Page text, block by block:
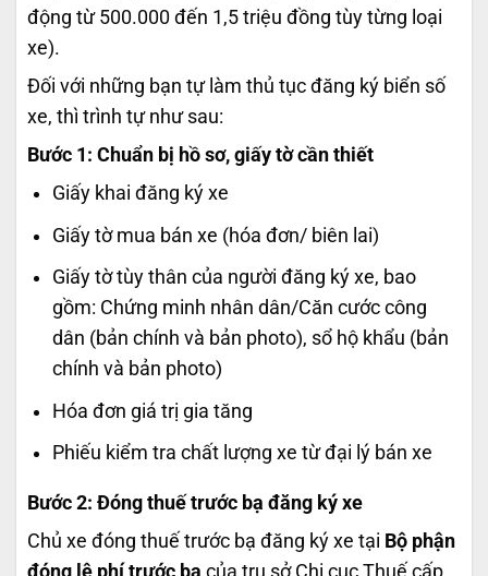
động từ 500.000 đến 1,5 triệu đồng tùy từng loại
xe).
Đối với những bạn tự làm thủ tục đăng ký biển số
xe, thì trình tự như sau:
Bước 1: Chuẩn bị hồ sơ, giấy tờ cần thiết
Giấy khai đăng ký xe
Giấy tờ mua bán xe (hóa đơn/ biên lai)
Giấy tờ tùy thân của người đăng ký xe, bao
gồm: Chứng minh nhân dân/Căn cước công
dân (bản chính và bản photo), sổ hộ khẩu (bản
chính và bản photo)
Hóa đơn giá trị gia tăng
Phiếu kiểm tra chất lượng xe từ đại lý bán xe
Bước 2: Đóng thuế trước bạ đăng ký xe
Chủ xe đóng thuế trước bạ đăng ký xe tại Bộ phận
đóng lệ phí trước bạ của trụ sở Chi cục Thuế cấp